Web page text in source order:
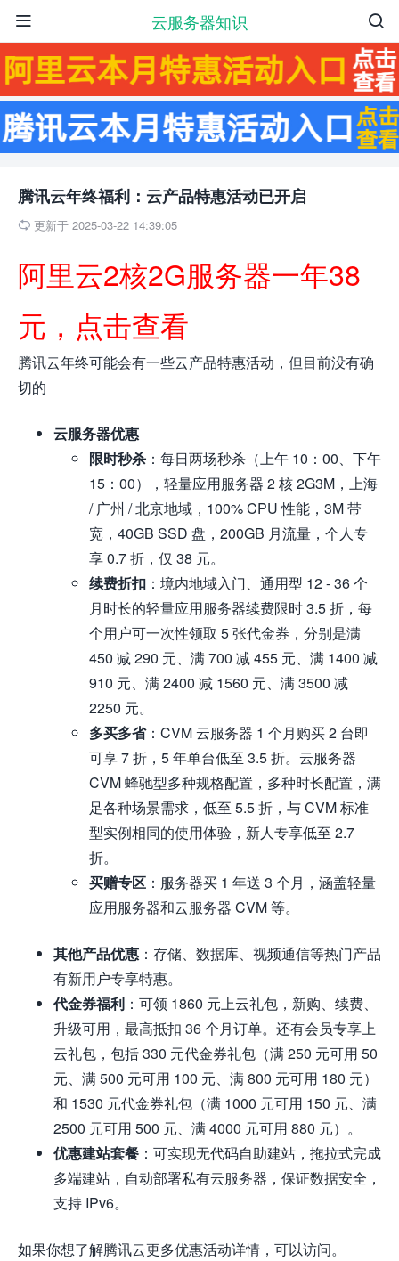
云服务器知识 

腾讯云年终福利：云产品特惠活动已开启
 更新于 2025-03-22 14:39:05
阿里云2核2G服务器一年38
元，点击查看
腾讯云年终可能会有一些云产品特惠活动，但目前没有确
切的
云服务器优惠
限时秒杀 ：每日两场秒杀（上午 10：00、下午
15：00），轻量应用服务器 2 核 2G3M，上海
/ 广州 / 北京地域，100% CPU 性能，3M 带
宽，40GB SSD 盘，200GB 月流量，个人专
享 0.7 折，仅 38 元。
续费折扣 ：境内地域入门、通用型 12 - 36 个
月时长的轻量应用服务器续费限时 3.5 折，每
个用户可一次性领取 5 张代金券，分别是满
450 减 290 元、满 700 减 455 元、满 1400 减
910 元、满 2400 减 1560 元、满 3500 减
2250 元。
多买多省：CVM 云服务器 1 个月购买 2 台即
可享 7 折，5 年单台低至 3.5 折。云服务器
CVM 蜂驰型多种规格配置，多种时长配置，满
足各种场景需求，低至 5.5 折，与 CVM 标准
型实例相同的使用体验，新人专享低至 2.7
折。
买赠专区 ：服务器买 1 年送 3 个月，涵盖轻量
应用服务器和云服务器 CVM 等。
其他产品优惠 ：存储、数据库、视频通信等热门产品
有新用户专享特惠。
代金券福利 ：可领 1860 元上云礼包，新购、续费、
升级可用，最高抵扣 36 个月订单。还有会员专享上
云礼包，包括 330 元代金券礼包（满 250 元可用 50
元、满 500 元可用 100 元、满 800 元可用 180 元）
和 1530 元代金券礼包（满 1000 元可用 150 元、满
2500 元可用 500 元、满 4000 元可用 880 元）。
优惠建站套餐 ：可实现无代码自助建站，拖拉式完成
多端建站，自动部署私有云服务器，保证数据安全，
支持 IPv6。
如果你想了解腾讯云更多优惠活动详情，可以访问。